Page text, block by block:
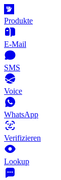
Produkte
E-Mail
SMS
Voice
WhatsApp
Verifizieren
Lookup